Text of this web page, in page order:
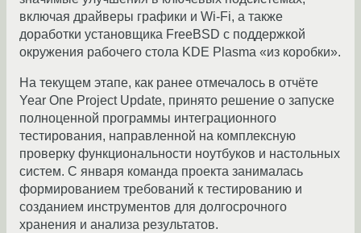
включая драйверы графики и Wi-Fi, а также
доработки установщика FreeBSD с поддержкой
окружения рабочего стола KDE Plasma «из коробки».
На текущем этапе, как ранее отмечалось в отчёте
Year One Project Update, принято решение о запуске
полноценной программы интеграционного
тестирования, направленной на комплексную
проверку функциональности ноутбуков и настольных
систем. С января команда проекта занималась
формированием требований к тестированию и
созданием инструментов для долгосрочного
хранения и анализа результатов.